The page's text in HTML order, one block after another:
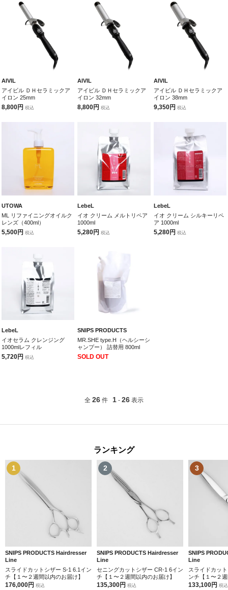
AIVIL
アイビル ＤＨセラミックア
イロン 25mm
8,800円 税込
AIVIL
アイビル ＤＨセラミックア
イロン 32mm
8,800円 税込
AIVIL
アイビル ＤＨセラミックア
イロン 38mm
9,350円 税込
UTOWA
ML リファイニングオイルク
レンズ（400ml）
5,500円 税込
LebeL
イオ クリーム メルトリペア
1000ml
5,280円 税込
LebeL
イオ クリーム シルキーリペ
ア 1000ml
5,280円 税込
LebeL
イオセラム クレンジング
1000mlレフィル
5,720円 税込
SNIPS PRODUCTS
MR.SHE type.H（ヘルシーシ
ャンプー） 詰替用 800ml
SOLD OUT
全 26 件 1 - 26 表示
ランキング
1
SNIPS PRODUCTS Hairdresser
Line
スライドカットシザー S-1 6.1イン
チ【１〜２週間以内のお届け】
176,000円 税込
2
SNIPS PRODUCTS Hairdresser
Line
セニングカットシザー CR-1 6イン
チ【１〜２週間以内のお届け】
135,300円 税込
3
SNIPS
Line
スライドカッ
ンチ【１〜２
133,100円 税込